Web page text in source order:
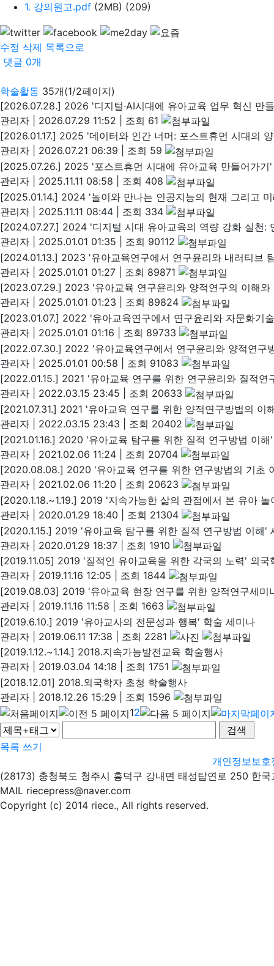
1. 강의원고.pdf (2MB) (209)
수정 삭제 목록으로
댓글 0개
학술활동 35개(1/2페이지)
[2026.07.28.] 2026 '디지털·AI시대에 유아교육 업무 혁신 만
관리자
2026.07.29 11:52
조회 61
[2026.01.17.] 2025 '데이터와 인간 너머: 포스트휴먼 시대의
관리자
2026.07.21 06:39
조회 59
[2025.07.26.] 2025 '포스트휴먼 시대에 유아교육 만들어가기
관리자
2025.11.11 08:58
조회 408
[2025.01.14.] 2024 '놀이와 만나는 인공지능의 현재 그리고
관리자
2025.11.11 08:44
조회 334
[2024.07.27.] 2024 '디지털 시대 유아교육의 역량 강화 실천:
관리자
2025.01.01 01:35
조회 90112
[2024.01.13.] 2023 '유아교육연구에서 연구윤리와 내러티브
관리자
2025.01.01 01:27
조회 89871
[2023.07.29.] 2023 '유아교육 연구윤리와 양적연구의 이해와
관리자
2025.01.01 01:23
조회 89824
[2023.01.07.] 2022 '유아교육연구에서 연구윤리와 자문화기
관리자
2025.01.01 01:16
조회 89733
[2022.07.30.] 2022 '유아교육연구에서 연구윤리와 양적연구
관리자
2025.01.01 00:58
조회 91083
[2022.01.15.] 2021 '유아교육 연구를 위한 연구윤리와 질적연
관리자
2022.03.15 23:45
조회 20633
[2021.07.31.] 2021 '유아교육 연구를 위한 양적연구방법의 이
관리자
2022.03.15 23:43
조회 20402
[2021.01.16.] 2020 '유아교육 탐구를 위한 질적 연구방법 이해
관리자
2021.02.06 11:24
조회 20704
[2020.08.08.] 2020 '유아교육 연구를 위한 연구방법의 기초
관리자
2021.02.06 11:20
조회 20623
[2020.1.18.~1.19.] 2019 '지속가능한 삶의 관점에서 본 유아
관리자
2020.01.29 18:40
조회 21304
[2020.1.15.] 2019 '유아교육 탐구를 위한 질적 연구방법 이해'
관리자
2020.01.29 18:37
조회 1910
[2019.11.05] 2019 '질적인 유아교육을 위한 각국의 노력' 외국
관리자
2019.11.16 12:05
조회 1844
[2019.08.03] 2019 '유아교육 현장 연구를 위한 양적연구세미
관리자
2019.11.16 11:58
조회 1663
[2019.6.10.] 2019 '유아교사의 전문성과 행복' 학술 세미나
관리자
2019.06.11 17:38
조회 2281
[2019.1.12.~1.14.] 2018.지속가능발전교육 학술행사
관리자
2019.03.04 14:18
조회 1751
[2018.12.01] 2018.외국학자 초청 학술행사
관리자
2018.12.26 15:29
조회 1596
12
목록 쓰기
개인정보보호
(28173) 충청북도 청주시 흥덕구 강내면 태성탑연로 250
MAIL riecepress@naver.com
Copyright (c) 2014 riece., All rights reserved.